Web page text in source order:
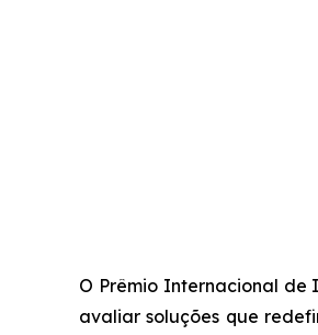
O Prêmio Internacional de
avaliar soluções que